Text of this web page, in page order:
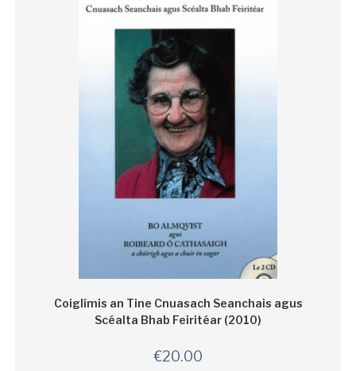
Coiglímis an Tine Cnuasach Seanchais agus
Scéalta Bhab Feiritéar (2010)
€20.00